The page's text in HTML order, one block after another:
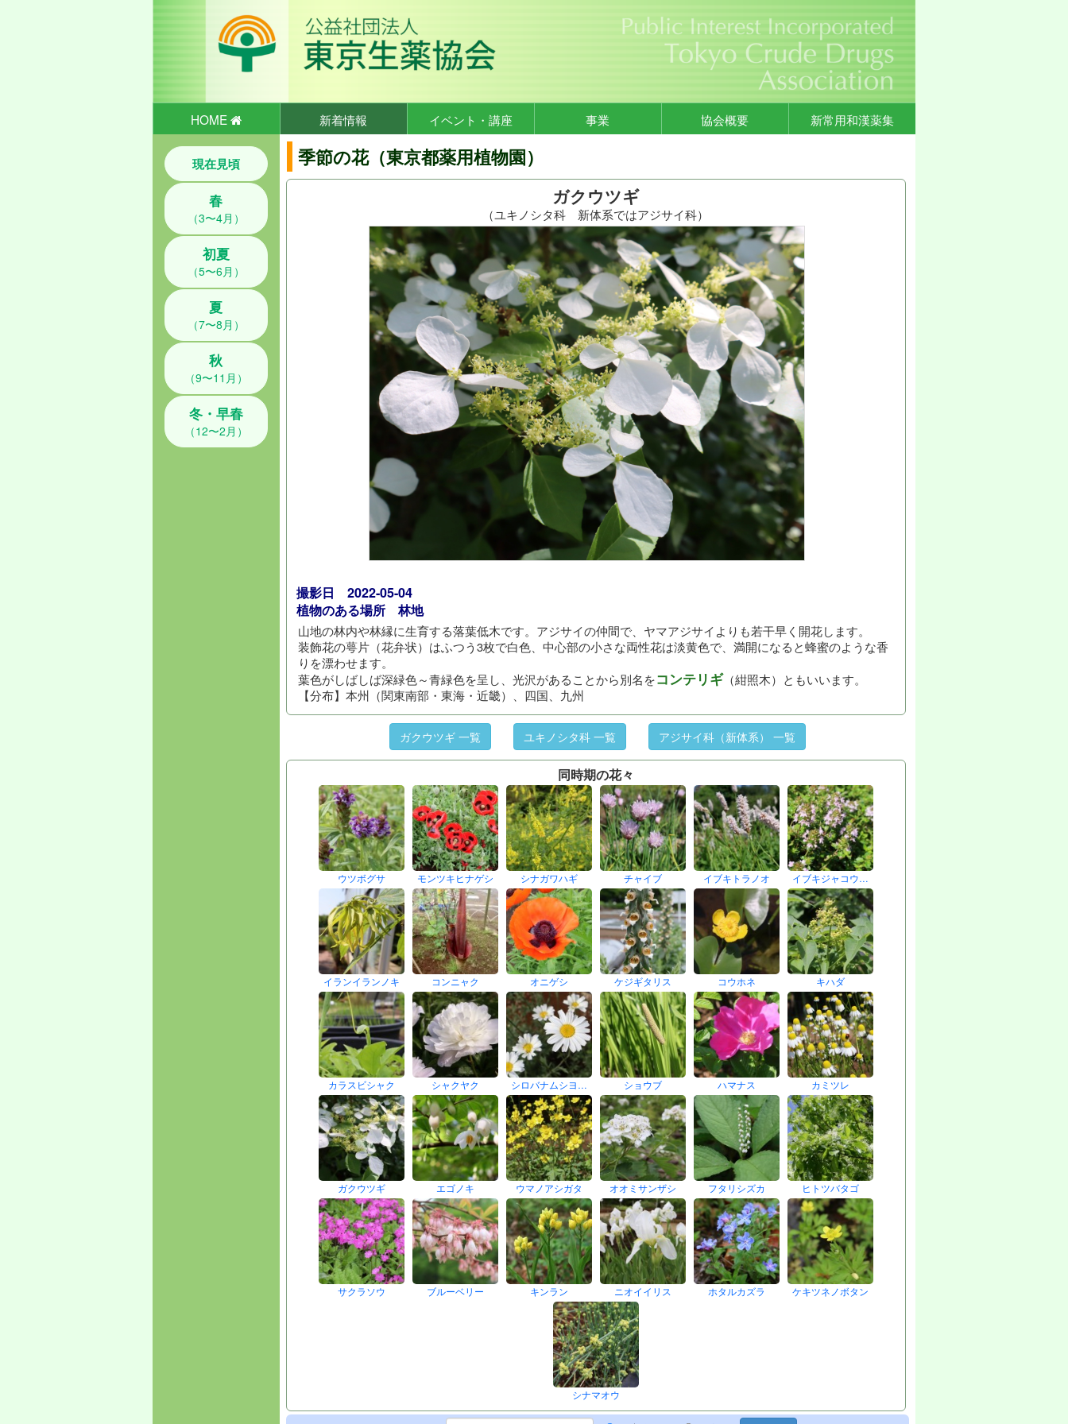
HOME 新着情報 イベント・講座 事業 協会概要 新常用和漢薬集
現在見頃
春
（3〜4月）
初夏
（5〜6月）
夏
（7〜8月）
秋
（9〜11月）
冬・早春
（12〜2月）
季節の花（東京都薬用植物園）
ガクウツギ
（ユキノシタ科 新体系ではアジサイ科）
撮影日 2022-05-04
植物のある場所 林地
山地の林内や林縁に生育する落葉低木です。アジサイの仲間で、ヤマアジサイよりも若干早く開花します。
装飾花の萼片（花弁状）はふつう3枚で白色、中心部の小さな両性花は淡黄色で、満開になると蜂蜜のような香
りを漂わせます。
葉色がしばしば深緑色～青緑色を呈し、光沢があることから別名をコンテリギ（紺照木）ともいいます。
【分布】本州（関東南部・東海・近畿）、四国、九州
ガクウツギ 一覧 ユキノシタ科 一覧 アジサイ科（新体系） 一覧
同時期の花々
ウツボグサ モンツキヒナゲシ シナガワハギ チャイブ イブキトラノオ イブキジャコウ…
イランイランノキ コンニャク オニゲシ ケジギタリス コウホネ キハダ
カラスビシャク シャクヤク シロバナムシヨ… ショウブ ハマナス カミツレ
ガクウツギ エゴノキ ウマノアシガタ オオミサンザシ フタリシズカ ヒトツバタゴ
サクラソウ ブルーベリー キンラン ニオイイリス ホタルカズラ ケキツネノボタン
シナマオウ